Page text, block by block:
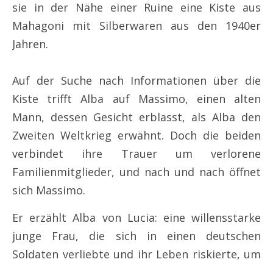
sie in der Nähe einer Ruine eine Kiste aus
Mahagoni mit Silberwaren aus den 1940er
Jahren.
Auf der Suche nach Informationen über die
Kiste trifft Alba auf Massimo, einen alten
Mann, dessen Gesicht erblasst, als Alba den
Zweiten Weltkrieg erwähnt. Doch die beiden
verbindet ihre Trauer um verlorene
Familienmitglieder, und nach und nach öffnet
sich Massimo.
Er erzählt Alba von Lucia: eine willensstarke
junge Frau, die sich in einen deutschen
Soldaten verliebte und ihr Leben riskierte, um